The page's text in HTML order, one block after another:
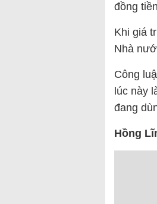
đồng
Khi giá
Nhà
Công
lúc này
đang
Hồng